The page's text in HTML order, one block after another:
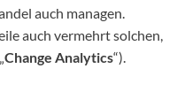
auch managen.
auch vermehrt solchen,
Change Analytics“).